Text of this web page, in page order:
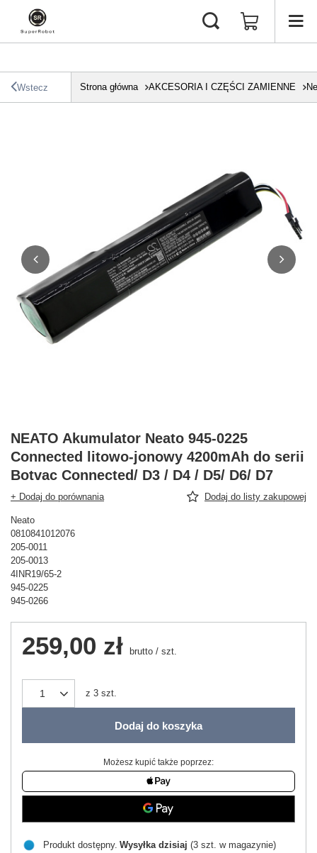
Wstecz Strona główna AKCESORIA I CZĘŚCI ZAMIENNE
NEATO Akumulator Neato 945-0225
Connected litowo-jonowy 4200mAh do serii
Botvac Connected/ D3 / D4 / D5/ D6/ D7
+ Dodaj do porównania Dodaj do listy zakupowej
Neato
0810841012076
205-0011
205-0013
4INR19/65-2
945-0225
945-0266
259,00 zł brutto / szt.
z 3 szt.
Dodaj do koszyka
Możesz kupić także poprzez:
Produkt dostępny Wysyłka dzisiaj (3 szt. w magazynie)